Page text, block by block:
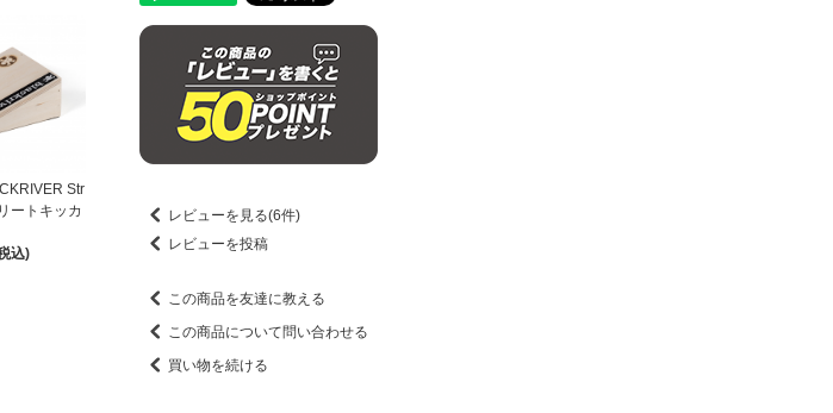
Str
ートキッカ
込)
レビューを見る(6件)
レビューを投稿
この商品を友達に教える
この商品について問い合わせる
買い物を続ける